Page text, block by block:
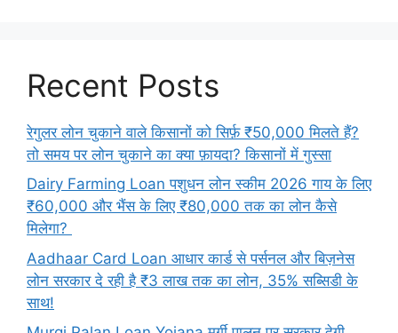
Recent Posts
रेगुलर लोन चुकाने वाले किसानों को सिर्फ़ ₹50,000 मिलते हैं?
तो समय पर लोन चुकाने का क्या फ़ायदा? किसानों में गुस्सा
Dairy Farming Loan पशुधन लोन स्कीम 2026 गाय के लिए
₹60,000 और भैंस के लिए ₹80,000 तक का लोन कैसे
मिलेगा?
Aadhaar Card Loan आधार कार्ड से पर्सनल और बिज़नेस
लोन सरकार दे रही है ₹3 लाख तक का लोन, 35% सब्सिडी के
साथ!